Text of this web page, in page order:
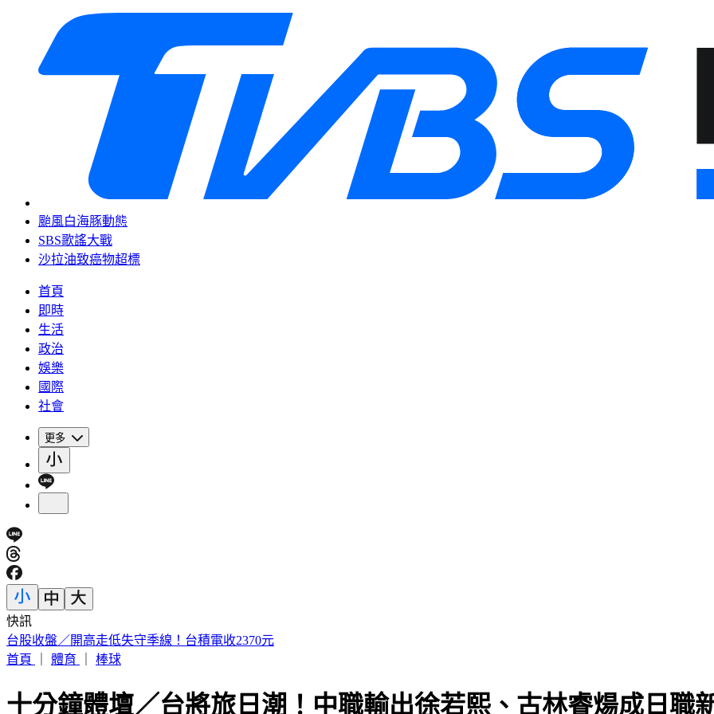
颱風白海豚動態
SBS歌謠大戰
沙拉油致癌物超標
首頁
即時
生活
政治
娛樂
國際
社會
更多
快訊
《花蓮好FUN》YOYO家族互動秀 每週六日花蓮鯉魚潭演出
首頁
體育 棒球
十分鐘體壇／台將旅日潮！中職輸出徐若熙、古林睿煬成日職